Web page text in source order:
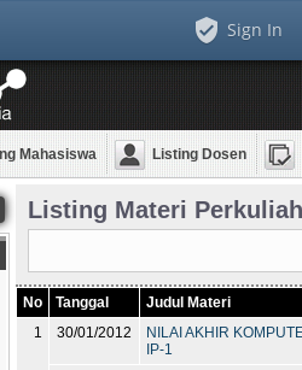
Sign In
Mahasiswa Listing Dosen
Listing Materi
No Tanggal
Judul Materi
1
30/01/2012
NILAI AKHIR
IP-1